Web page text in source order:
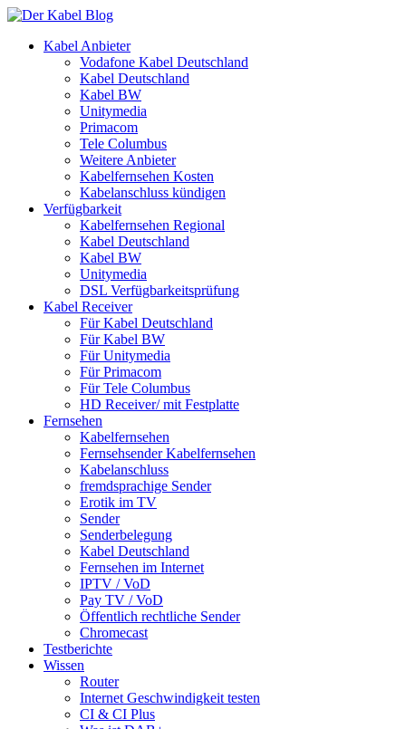
Kabel Anbieter
Vodafone Kabel Deutschland
Kabel Deutschland
Kabel BW
Unitymedia
Primacom
Tele Columbus
Weitere Anbieter
Kabelfernsehen Kosten
Kabelanschluss kündigen
Verfügbarkeit
Kabelfernsehen Regional
Kabel Deutschland
Kabel BW
Unitymedia
DSL Verfügbarkeitsprüfung
Kabel Receiver
Für Kabel Deutschland
Für Kabel BW
Für Unitymedia
Für Primacom
Für Tele Columbus
HD Receiver/ mit Festplatte
Fernsehen
Kabelfernsehen
Fernsehsender Kabelfernsehen
Kabelanschluss
fremdsprachige Sender
Erotik im TV
Sender
Senderbelegung
Kabel Deutschland
Fernsehen im Internet
IPTV / VoD
Pay TV / VoD
Öffentlich rechtliche Sender
Chromecast
Testberichte
Wissen
Router
Internet Geschwindigkeit testen
CI & CI Plus